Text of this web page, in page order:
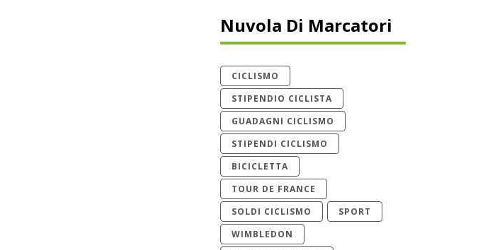
Nuvola Di Marcatori
CICLISMO
STIPENDIO CICLISTA
GUADAGNI CICLISMO
STIPENDI CICLISMO
BICICLETTA
TOUR DE FRANCE
SOLDI CICLISMO
SPORT
WIMBLEDON